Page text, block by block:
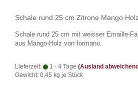
Schale rund 25 cm Zitrone Mango
Schale rund 25 cm mit weisser Emaille-
aus Mango-Holz von formano.
Lieferzeit: 1 - 4 Tage (Ausland
Gewicht: 0,45 kg je Stück